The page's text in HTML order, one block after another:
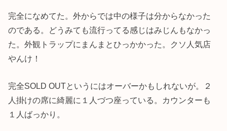
完全になめてた。外からでは中の様子は分からなかった
のである。どうみても流行ってる感じはみじんもなかっ
た。外観トラップにまんまとひっかかった。クソ人気店
やんけ！
完全SOLD OUTというにはオーバーかもしれないが。２
人掛けの席に綺麗に１人づつ座っている。カウンターも
１人ばっかり。